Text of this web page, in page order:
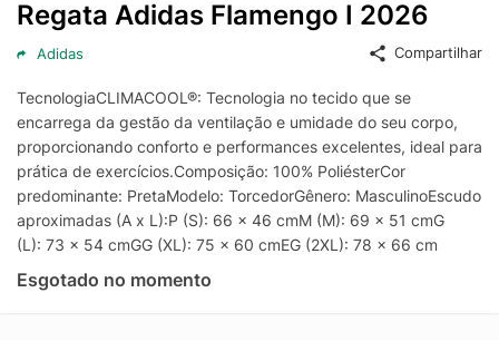
Regata Adidas Flamengo I 2026
Adidas Compartilhar
TecnologiaCLIMACOOL®: Tecnologia no tecido que se
encarrega da gestão da ventilação e umidade do seu corpo,
proporcionando conforto e performances excelentes, ideal para
prática de exercícios.Composição: 100% PoliésterCor
predominante: PretaModelo: TorcedorGênero:
aproximadas (A x L):P (S): 66 x 46 cmM (M): 69 x 51 cmG
(L): 73 x 54 cmGG (XL): 75 x 60 cmEG (2XL): 78 x 66 cm
Esgotado no momento